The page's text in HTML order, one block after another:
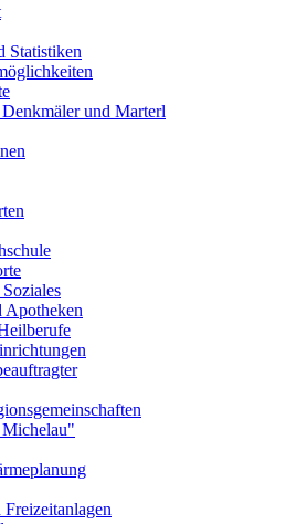
Statistiken
und Marterl
Apotheken
Freizeitanlagen